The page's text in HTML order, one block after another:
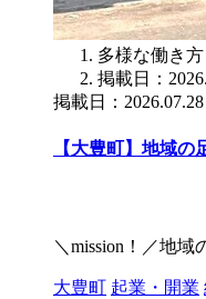
多様な働き方
掲載日：
掲載日：2026.07.28
【大豊町】地域の
＼mission！／地域
大豊町 起業・開業